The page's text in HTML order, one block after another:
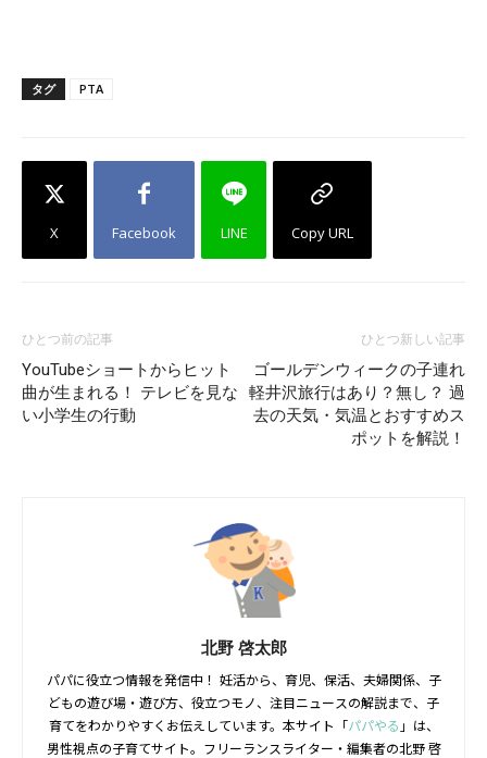
タグ PTA
X Facebook LINE Copy URL
ひとつ前の記事
YouTubeショートからヒット
曲が生まれる！ テレビを見な
い小学生の行動
ひとつ新しい記事
ゴールデンウィークの子連れ
軽井沢旅行はあり？無し？ 過
去の天気・気温とおすすめス
ポットを解説！
北野 啓太郎
パパに役立つ情報を発信中！ 妊活から、育児、保活、夫婦関係、子
どもの遊び場・遊び方、役立つモノ、注目ニュースの解説まで、子
育てをわかりやすくお伝えしています。本サイト「パパやる 」は、
男性視点の子育てサイト。フリーランスライター・編集者の北野 啓